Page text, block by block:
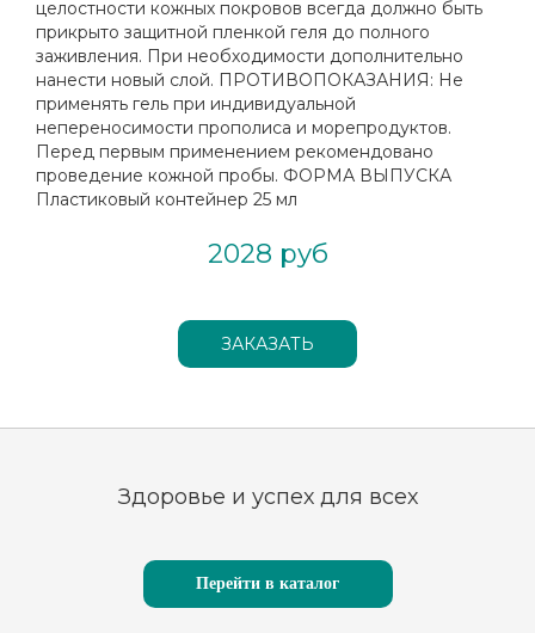
целостности кожных покровов всегда должно быть
прикрыто защитной пленкой геля до полного
заживления. При необходимости дополнительно
нанести новый слой. ПРОТИВОПОКАЗАНИЯ: Не
применять гель при индивидуальной
непереносимости прополиса и морепродуктов.
Перед первым применением рекомендовано
проведение кожной пробы. ФОРМА ВЫПУСКА
Пластиковый контейнер 25 мл
2028 руб
Здоровье и успех для всех
Перейти в каталог